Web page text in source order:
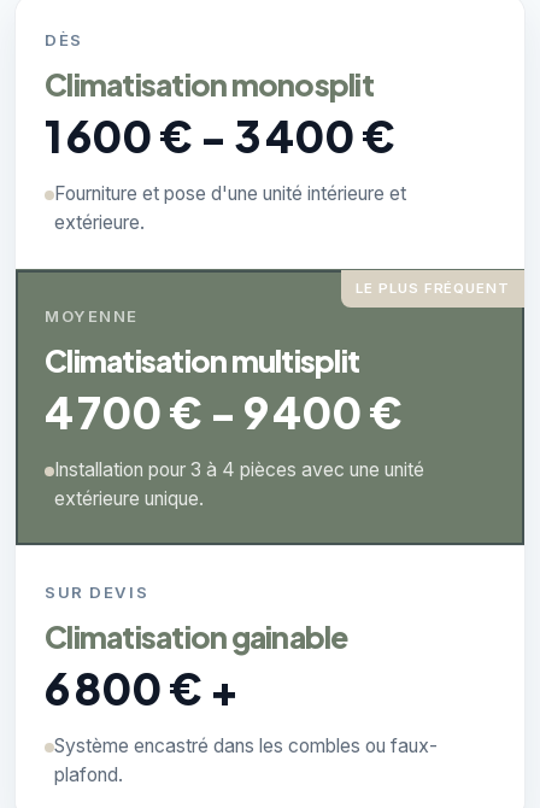
DÈS
Climatisation monosplit
1 600 € - 3 400 €
Fourniture et pose d'une unité intérieure et
extérieure.
LE PLUS FRÉQUENT
MOYENNE
Climatisation multisplit
4 700 € - 9 400 €
Installation pour 3 à 4 pièces avec une unité
extérieure unique.
SUR DEVIS
Climatisation gainable
6 800 € +
Système encastré dans les combles ou faux-
plafond.